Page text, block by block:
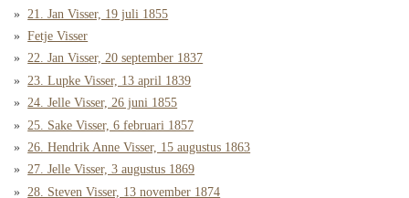
21. Jan Visser, 19 juli 1855
Fetje Visser
22. Jan Visser, 20 september 1837
23. Lupke Visser, 13 april 1839
24. Jelle Visser, 26 juni 1855
25. Sake Visser, 6 februari 1857
26. Hendrik Anne Visser, 15 augustus 1863
27. Jelle Visser, 3 augustus 1869
28. Steven Visser, 13 november 1874